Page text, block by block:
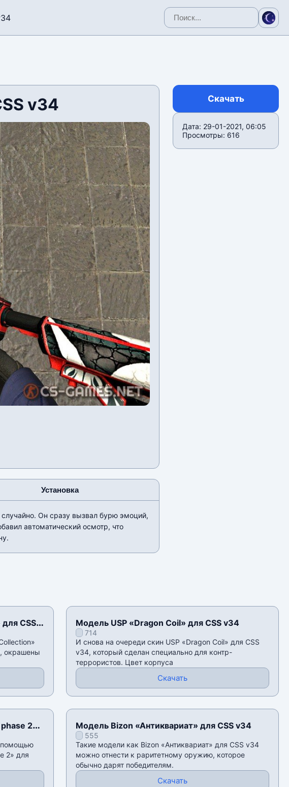
v34
Установка
Он сразу вызвал бурю эмоций,
автоматический осмотр, что
Скачать
Дата: 29-01-2021, 06:05
Просмотры: 616
CSS
окрашены
Модель USP «Dragon Coil» для CSS v34
714
И снова на очереди скин USP «Dragon Coil» для CSS
v34, который сделан специально для контр-
террористов. Цвет корпуса
Скачать
2»
помощью
2» для
Модель Bizon «Антиквариат» для CSS v34
555
Такие модели как Bizon «Антиквариат» для CSS v34
можно отнести к раритетному оружию, которое
обычно дарят победителям.
Скачать